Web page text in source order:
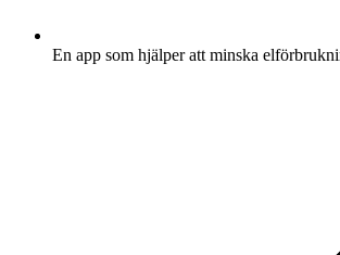
En app som hjälper att minska